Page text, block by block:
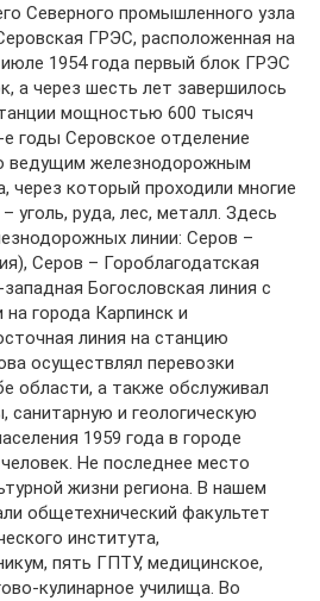
Северного промышленного узла
ГРЭС, расположенная на
1954 года первый блок ГРЭС
а через шесть лет завершилось
мощностью 600 тысяч
годы Серовское отделение
ведущим железнодорожным
через который проходили многие
уголь, руда, лес, металл. Здесь
линии: Серов –
Серов – Гороблагодатская
Богословская линия с
города Карпинск и
линия на станцию
осуществлял перевозки
области, а также обслуживал
санитарную и геологическую
1959 года в городе
Не последнее место
жизни региона. В нашем
общетехнический факультет
института,
пять ГПТУ, медицинское,
кулинарное училища. Во